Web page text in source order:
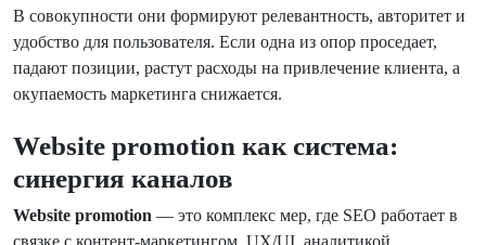
В совокупности они формируют релевантность, авторитет и
удобство для пользователя. Если одна из опор проседает,
падают позиции, растут расходы на привлечение клиента, а
окупаемость маркетинга снижается.
Website promotion как система:
синергия каналов
Website promotion — это комплекс мер, где SEO работает в
связке с контент-маркетингом, UX/UI, аналитикой,